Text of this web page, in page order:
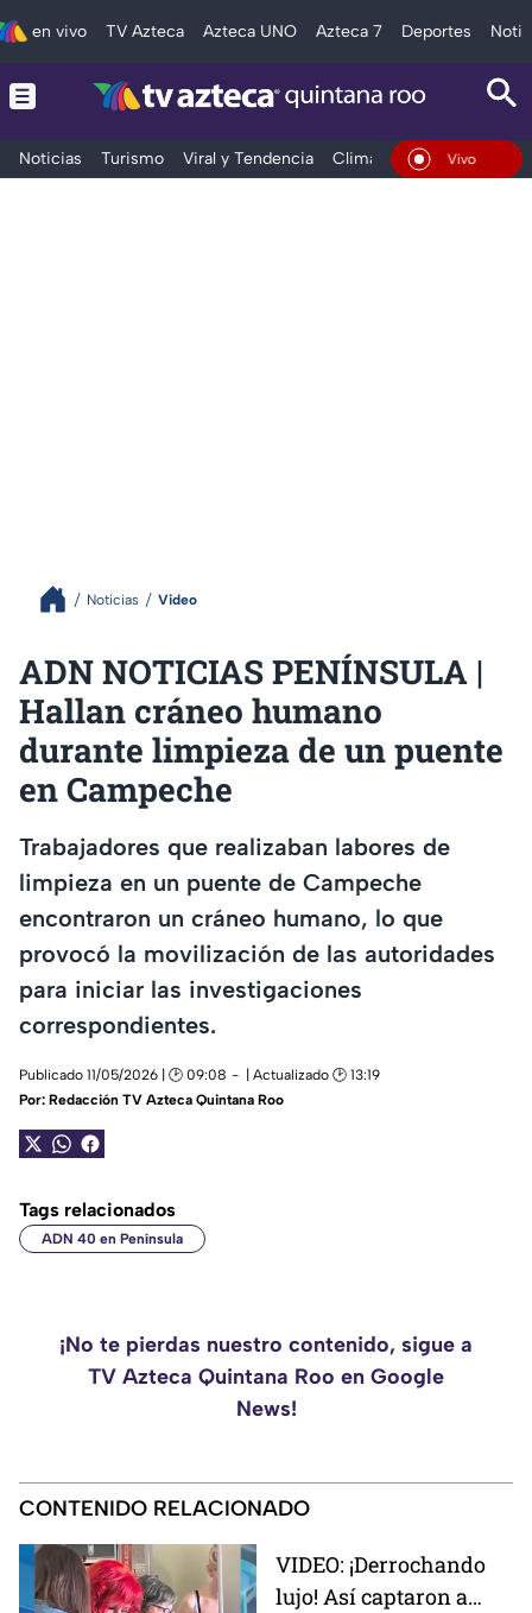
en vivo TV Azteca Azteca UNO Azteca 7 Deportes
Noticias Turismo Viral y Tendencia Clima Tráfico
En Vivo
Noticias Video
ADN NOTICIAS PENÍNSULA |
Hallan cráneo humano
durante limpieza de un puente
en Campeche
Trabajadores que realizaban labores de
limpieza en un puente de Campeche
encontraron un cráneo humano, lo que
provocó la movilización de las autoridades
para iniciar las investigaciones
correspondientes.
Publicado 11/05/2026 | 🕑 09:08
| Actualizado 🕑 13:19
Por: Redacción TV Azteca Quintana Roo
Tags relacionados
ADN 40 en Península
¡No te pierdas nuestro contenido, sigue a
TV Azteca Quintana Roo en Google
News!
CONTENIDO RELACIONADO
VIDEO: ¡Derrochando
lujo! Así captaron a